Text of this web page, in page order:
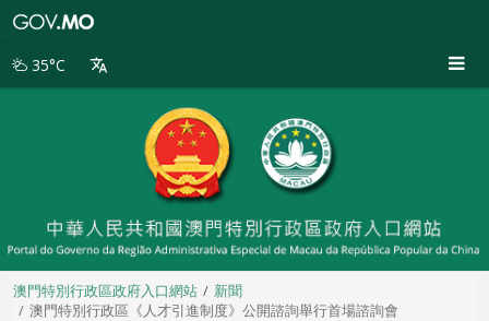
別
35°C
澳門特別行政區政府入口網站
新聞
澳門特別行政區《人才引進制度》公開諮詢舉行首場諮詢會